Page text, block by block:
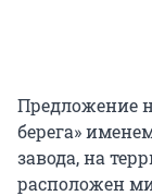
Предложение
берега»
завода, на
расположен